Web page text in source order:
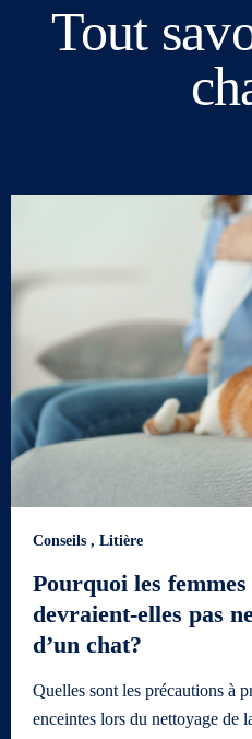
Tout
Conseils , Litière
Pourquoi les femmes
devraient-elles pas
d’un chat?
Quelles sont les précautions à
enceintes lors du nettoyage de